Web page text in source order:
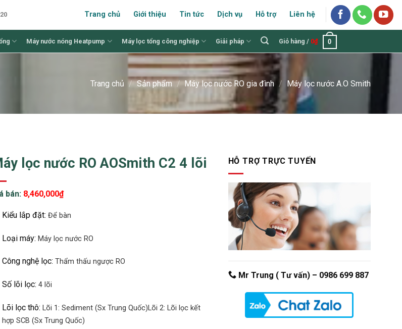
Trang chủ Giới thiệu Tin tức Dịch vụ Hỗ trợ Liên hệ
Máy nước nóng Heatpump Máy lọc tổng công nghiệp Giải pháp Giỏ hàng / 0₫ 0
Trang chủ / Sản phẩm / Máy lọc nước RO gia đình / Máy lọc nước A.O Smith
lọc nước RO AOSmith C2 4 lõi
bán: 8,460,000₫
Kiểu lắp đặt: Để bàn
Loại máy: Máy lọc nước RO
Công nghệ lọc: Thẩm thấu ngược RO
Số lõi lọc: 4 lõi
Lõi lọc thô: Lõi 1: Sediment (Sx Trung Quốc)Lõi 2: Lõi lọc kết
hợp SCB (Sx Trung Quốc)
HỖ TRỢ TRỰC TUYẾN
Mr Trung ( Tư vấn) – 0986 699 887